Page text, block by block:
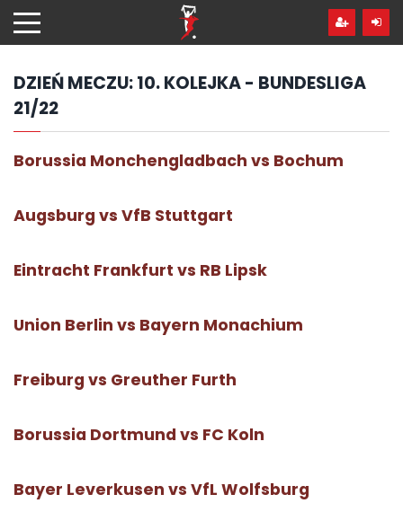
hdo
treści
DZIEŃ MECZU:10. KOLEJKA - BUNDESLIGA
21/22
Borussia Monchengladbach vs Bochum
Augsburg vs VfB Stuttgart
Eintracht Frankfurt vs RB Lipsk
Union Berlin vs Bayern Monachium
Freiburg vs Greuther Furth
Borussia Dortmund vs FC Koln
Bayer Leverkusen vs VfL Wolfsburg